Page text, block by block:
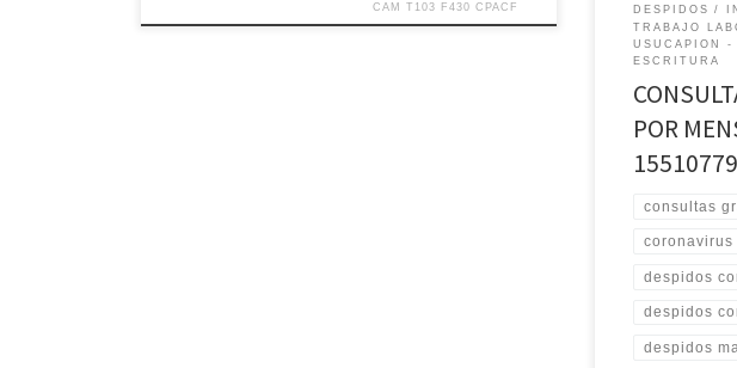
CAM T103 F430 CPACF
DESPIDOS
TRABAJO
USUCAPION
ESCRITURA
POR
consultas
coronavirus
despidos
despidos
despidos